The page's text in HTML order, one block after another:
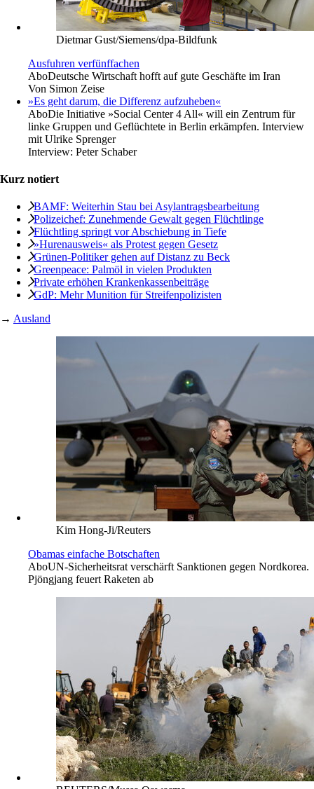
Dietmar Gust/Siemens/dpa-Bildfunk
Ausfuhren verfünffachen
AboDeutsche Wirtschaft hofft auf gute Geschäfte im Iran
Von Simon Zeise
»Es geht darum, die Differenz aufzuheben«
AboDie Initiative »Social Center 4 All« will ein Zentrum für
linke Gruppen und Geflüchtete in Berlin erkämpfen. Interview
mit Ulrike Sprenger
Interview: Peter Schaber
Kurz notiert
BAMF: Weiterhin Stau bei Asylantragsbearbeitung
Polizeichef: Zunehmende Gewalt gegen Flüchtlinge
Flüchtling springt vor Abschiebung in Tiefe
»Hurenausweis« als Protest gegen Gesetz
Grünen-Politiker gehen auf Distanz zu Beck
Greenpeace: Palmöl in vielen Produkten
Private erhöhen Krankenkassenbeiträge
GdP: Mehr Munition für Streifenpolizisten
→ Ausland
Kim Hong-Ji/Reuters
Obamas einfache Botschaften
AboUN-Sicherheitsrat verschärft Sanktionen gegen Nordkorea.
Pjöngjang feuert Raketen ab